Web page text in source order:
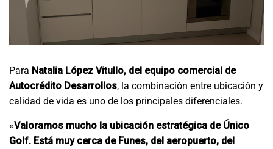
Para Natalia López Vitullo, del equipo comercial de
Autocrédito Desarrollos, la combinación entre ubicación y
calidad de vida es uno de los principales diferenciales.
«Valoramos mucho la ubicación estratégica de Único
Golf. Está muy cerca de Funes, del aeropuerto, del